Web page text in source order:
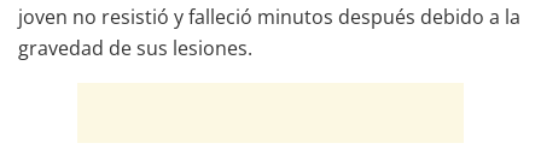
joven no resistió y falleció minutos después debido a la
gravedad de sus lesiones.